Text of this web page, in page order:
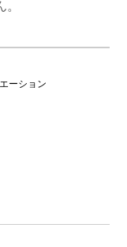
ません。
ださい。
いただけません。
について
ーション